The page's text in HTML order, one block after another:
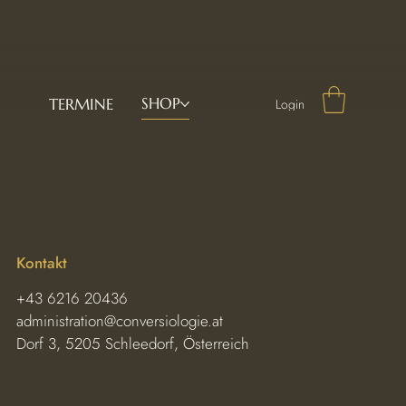
TERMINE SHOP Login
Kontakt
+43 6216 20436
administration@conversiologie.at
Dorf 3, 5205 Schleedorf, Österreich